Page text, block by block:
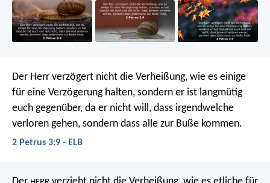
Der Herr verzögert nicht die Verheißung, wie es einige
für eine Verzögerung halten, sondern er ist langmütig
euch gegenüber, da er nicht will, dass irgendwelche
verloren gehen, sondern dass alle zur Buße kommen.
2 Petrus 3:9 - ELB